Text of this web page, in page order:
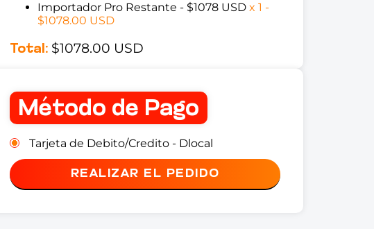
Importador Pro Restante - $1078 USD x 1 -
$1078.00 USD
Total: $1078.00 USD
Método de Pago
Tarjeta de Debito/Credito - Dlocal
REALIZAR EL PEDIDO